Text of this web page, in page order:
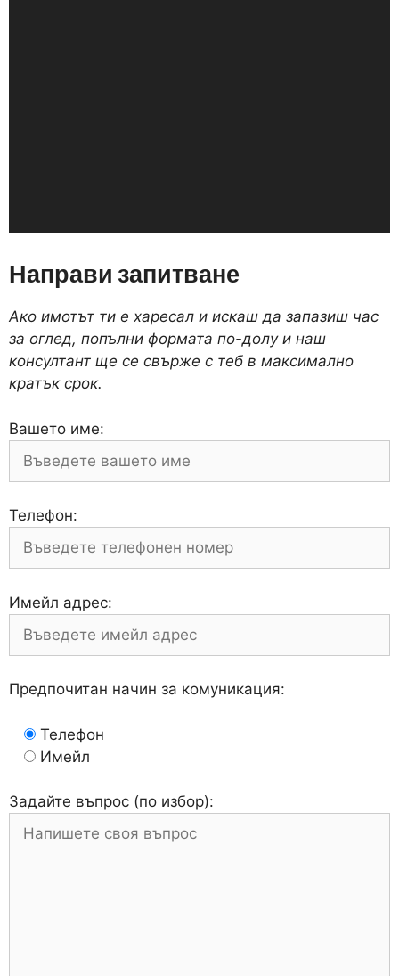
Направи запитване
Ако имотът ти е харесал и искаш да запазиш час
за оглед, попълни формата по-долу и наш
консултант ще се свърже с теб в максимално
кратък срок.
Вашето име:
Телефон:
Имейл адрес:
Предпочитан начин за комуникация:
Телефон
Имейл
Задайте въпрос (по избор):